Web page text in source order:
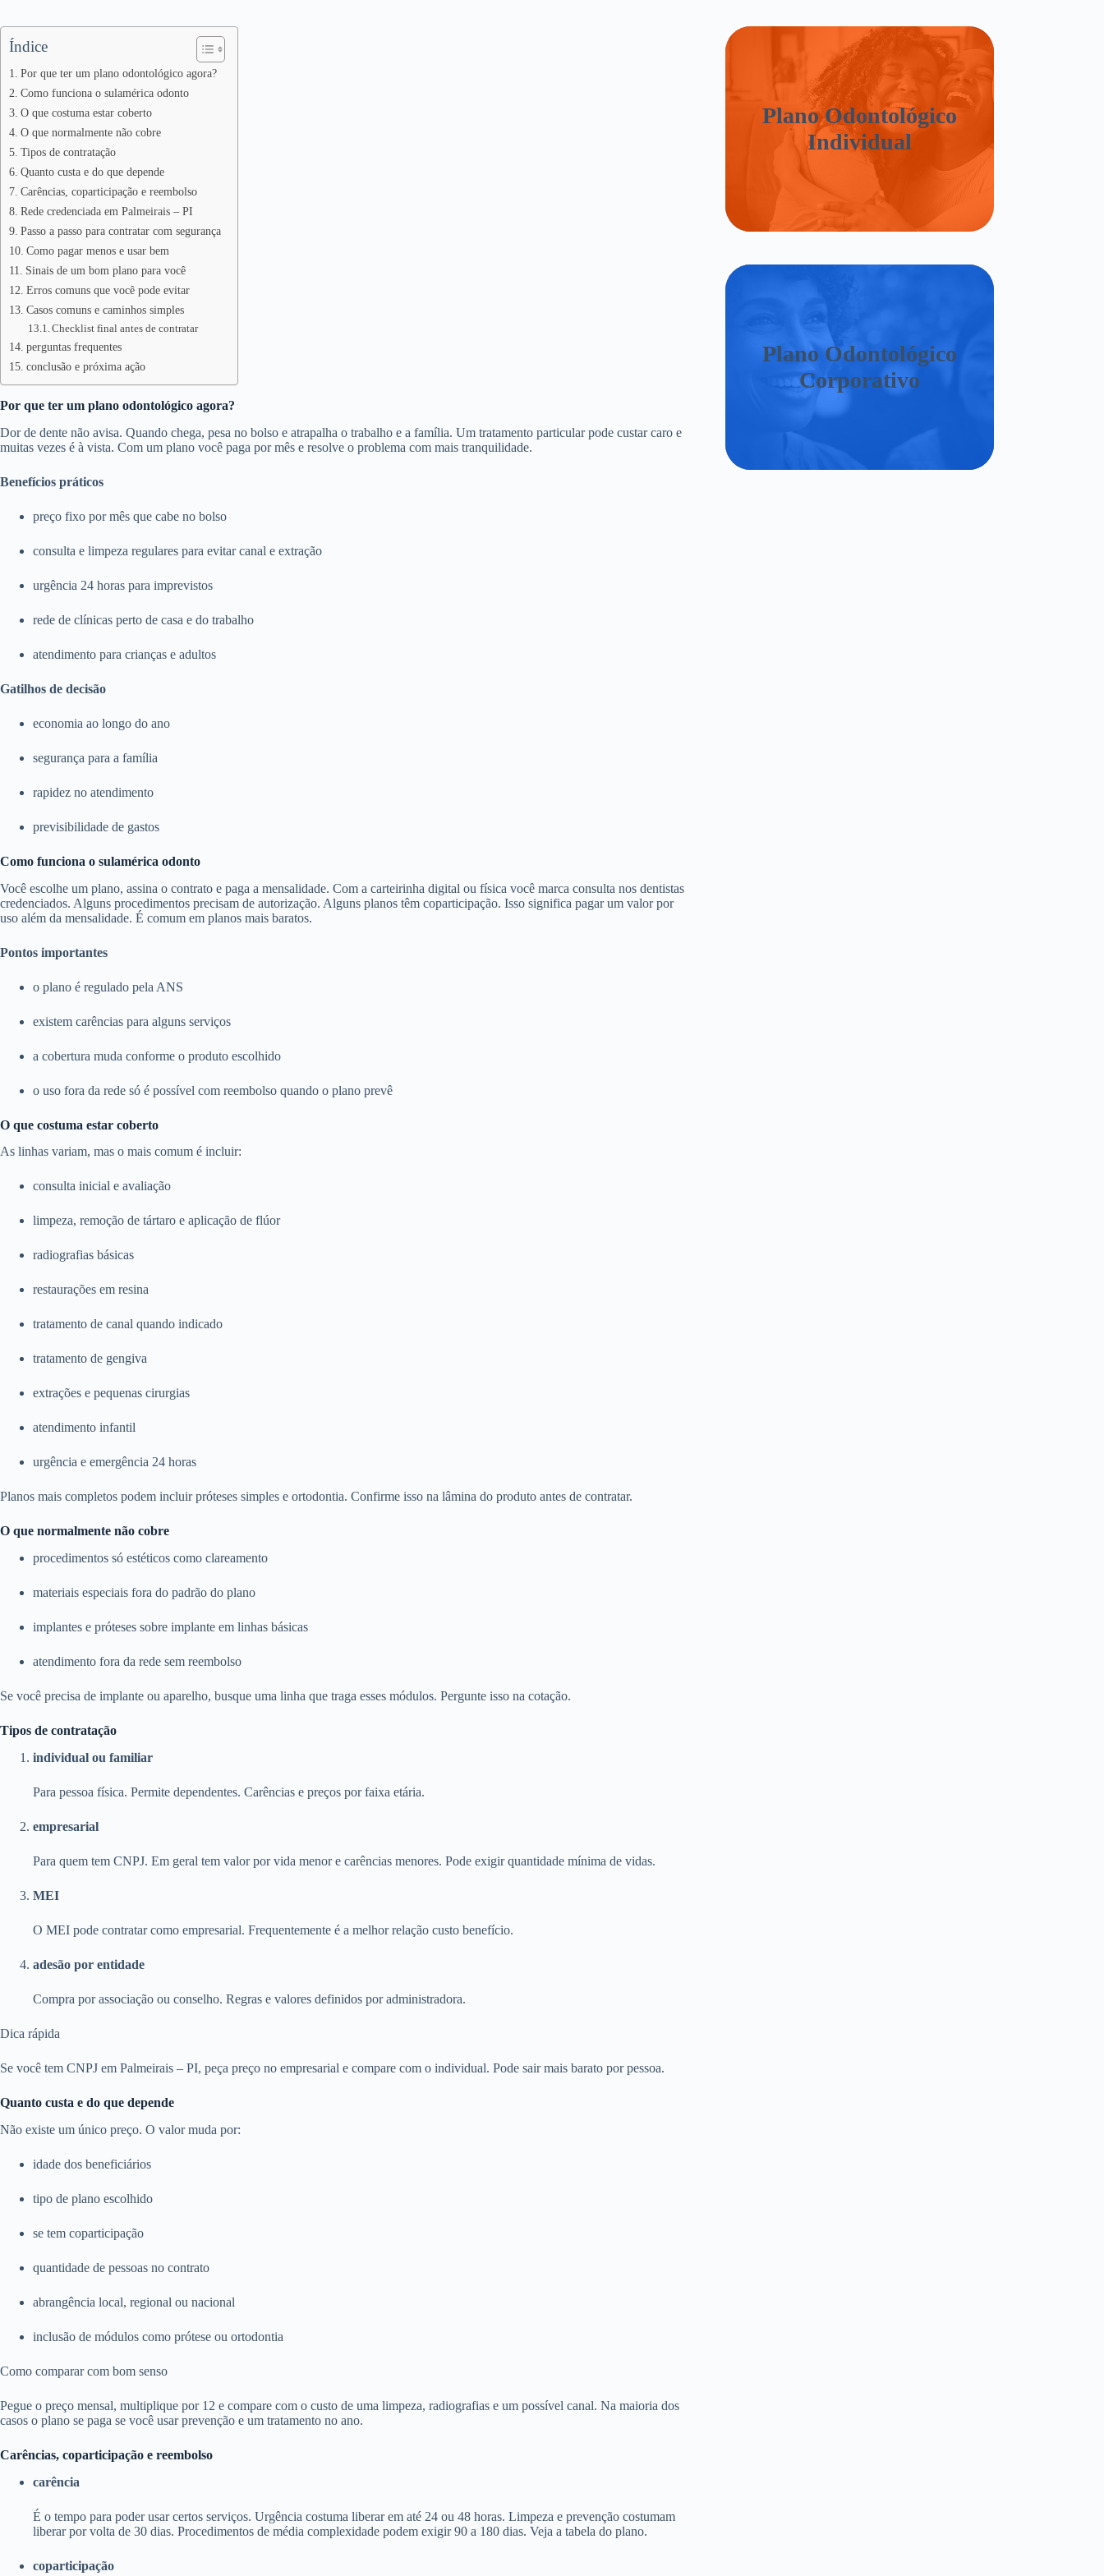
Índice
Por que ter um plano odontológico agora?
Como funciona o sulamérica odonto
O que costuma estar coberto
O que normalmente não cobre
Tipos de contratação
Quanto custa e do que depende
Carências, coparticipação e reembolso
Rede credenciada em Palmeirais – PI
Passo a passo para contratar com segurança
Como pagar menos e usar bem
Sinais de um bom plano para você
Erros comuns que você pode evitar
Casos comuns e caminhos simples
Checklist final antes de contratar
perguntas frequentes
conclusão e próxima ação
Por que ter um plano odontológico agora?
Dor de dente não avisa. Quando chega, pesa no bolso e atrapalha o trabalho e a família. Um tratamento particular pode custar caro e
muitas vezes é à vista. Com um plano você paga por mês e resolve o problema com mais tranquilidade.
Benefícios práticos
preço fixo por mês que cabe no bolso
consulta e limpeza regulares para evitar canal e extração
urgência 24 horas para imprevistos
rede de clínicas perto de casa e do trabalho
atendimento para crianças e adultos
Gatilhos de decisão
economia ao longo do ano
segurança para a família
rapidez no atendimento
previsibilidade de gastos
Como funciona o sulamérica odonto
Você escolhe um plano, assina o contrato e paga a mensalidade. Com a carteirinha digital ou física você marca consulta nos dentistas
credenciados. Alguns procedimentos precisam de autorização. Alguns planos têm coparticipação. Isso significa pagar um valor por
uso além da mensalidade. É comum em planos mais baratos.
Pontos importantes
o plano é regulado pela ANS
existem carências para alguns serviços
a cobertura muda conforme o produto escolhido
o uso fora da rede só é possível com reembolso quando o plano prevê
O que costuma estar coberto
As linhas variam, mas o mais comum é incluir:
consulta inicial e avaliação
limpeza, remoção de tártaro e aplicação de flúor
radiografias básicas
restaurações em resina
tratamento de canal quando indicado
tratamento de gengiva
extrações e pequenas cirurgias
atendimento infantil
urgência e emergência 24 horas
Planos mais completos podem incluir próteses simples e ortodontia. Confirme isso na lâmina do produto antes de contratar.
O que normalmente não cobre
procedimentos só estéticos como clareamento
materiais especiais fora do padrão do plano
implantes e próteses sobre implante em linhas básicas
atendimento fora da rede sem reembolso
Se você precisa de implante ou aparelho, busque uma linha que traga esses módulos. Pergunte isso na cotação.
Tipos de contratação
individual ou familiar
Para pessoa física. Permite dependentes. Carências e preços por faixa etária.
empresarial
Para quem tem CNPJ. Em geral tem valor por vida menor e carências menores. Pode exigir quantidade mínima de vidas.
MEI
O MEI pode contratar como empresarial. Frequentemente é a melhor relação custo benefício.
adesão por entidade
Compra por associação ou conselho. Regras e valores definidos por administradora.
Dica rápida
Se você tem CNPJ em Palmeirais – PI, peça preço no empresarial e compare com o individual. Pode sair mais barato por pessoa.
Quanto custa e do que depende
Não existe um único preço. O valor muda por:
idade dos beneficiários
tipo de plano escolhido
se tem coparticipação
quantidade de pessoas no contrato
abrangência local, regional ou nacional
inclusão de módulos como prótese ou ortodontia
Como comparar com bom senso
Pegue o preço mensal, multiplique por 12 e compare com o custo de uma limpeza, radiografias e um possível canal. Na maioria dos
casos o plano se paga se você usar prevenção e um tratamento no ano.
Carências, coparticipação e reembolso
carência
É o tempo para poder usar certos serviços. Urgência costuma liberar em até 24 ou 48 horas. Limpeza e prevenção costumam
liberar por volta de 30 dias. Procedimentos de média complexidade podem exigir 90 a 180 dias. Veja a tabela do plano.
coparticipação
Plano Odontológico
Individual
Plano Odontológico
Corporativo